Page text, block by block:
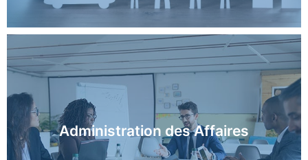
En savoir plus
Administration des Affaires